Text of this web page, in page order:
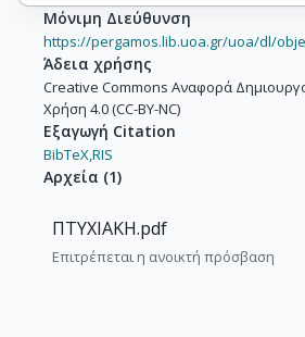
Μόνιμη Διεύθυνση
https://pergamos.lib.uoa.gr/uoa/dl/
Άδεια χρήσης
Creative Commons Αναφορά
Χρήση 4.0 (CC-BY-NC)
Εξαγωγή Citation
BibTeX,RIS
Αρχεία (1)
ΠΤΥΧΙΑΚΗ.pdf
Επιτρέπεται η ανοικτή πρόσβαση